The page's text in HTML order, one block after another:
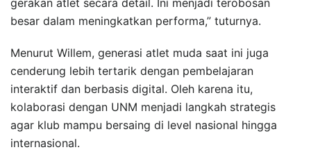
besar dalam meningkatkan performa,” tuturnya.
Menurut Willem, generasi atlet muda saat ini juga
cenderung lebih tertarik dengan pembelajaran
interaktif dan berbasis digital. Oleh karena itu,
kolaborasi dengan UNM menjadi langkah strategis
agar klub mampu bersaing di level nasional hingga
internasional.